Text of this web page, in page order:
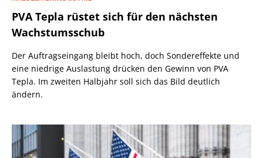
PVA Tepla rüstet sich für den nächsten
Wachstumsschub
Der Auftragseingang bleibt hoch, doch Sondereffekte und
eine niedrige Auslastung drücken den Gewinn von PVA
Tepla. Im zweiten Halbjahr soll sich das Bild deutlich
ändern.